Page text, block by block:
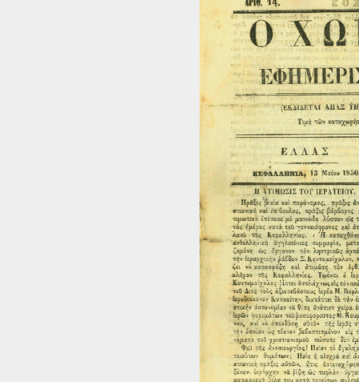
[Τεύχος] Ο Χωρικός #8, Έτος Θ', Αριθ. 8, Κεφαλληνία, 5
[Τεύχος] Ο Χωρικός #9, Έτος Θ', Αριθ. 9, Κεφαλληνία, 6
[Τεύχος] Ρήγας ο Φεραίος #49, Έκτακτον Παράρτημα του
[Τεύχος] Το Δίκαιον #72, Έτος Β', Αριθ. 72, Εν Ζακύνθω τη
[Τεύχος] Τολμηρός #6, Έτος Α', Αριθμός 6, Εν Κερκύρα τη
[Φάκελος] Α1.Σ4.Υ1.Φ05-Πήγασος - Το Βούκινο - Εφημερίς
Α1.Σ5-Μονόφυλλα - Δίφυλλα - Τεκμήρια